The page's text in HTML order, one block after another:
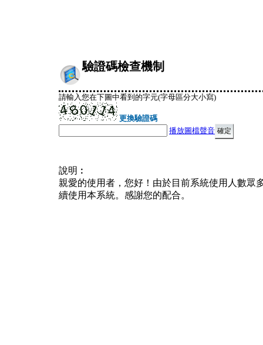
驗證碼檢查機制
請輸入您在下圖中看到的字元(字母區分大小寫)
更換驗證碼
播放圖檔聲音
說明︰
親愛的使用者，您好！由於目前系統使用人數眾
續使用本系統。感謝您的配合。